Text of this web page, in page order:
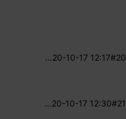
#20
20-10-17 12:17
…
#21
20-10-17 12:30
…